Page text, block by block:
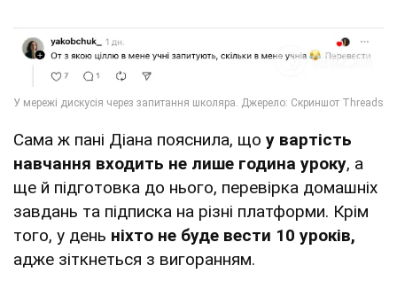
Сама ж пані Діана пояснила, що у вартість
навчання входить не лише година уроку, а
ще й підготовка до нього, перевірка домашніх
завдань та підписка на різні платформи. Крім
того, у день ніхто не буде вести 10 уроків,
адже зіткнеться з вигоранням.